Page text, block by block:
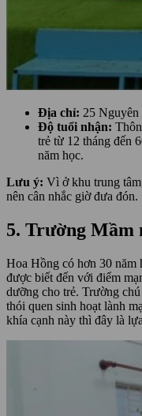
Địa chỉ: 25
Độ tuổi nhận:
trẻ từ 12 tháng đến
năm học.
Lưu ý: Vì ở khu trung
nên cân nhắc giờ đưa đón.
5. Trường Mầm
Hoa Hồng có hơn 30 năm
được biết đến với điểm
dưỡng cho trẻ. Trường
thói quen sinh hoạt lành
khía cạnh này thì đây là